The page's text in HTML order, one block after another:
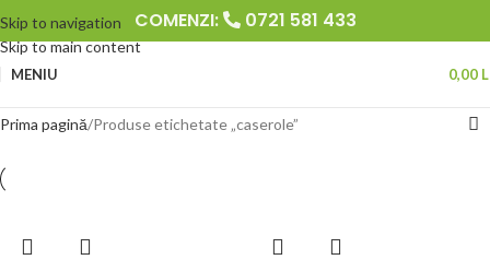
Skip to navigation
Skip to main content
COMENZI: 0721 581 433
MENIU 0,00
Prima pagină Produse etichetate „caserole”